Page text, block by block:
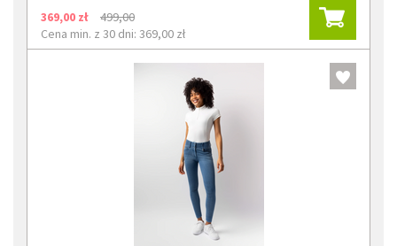
369,00 zł
499,00
Cena min. z 30 dni: 369,00 zł